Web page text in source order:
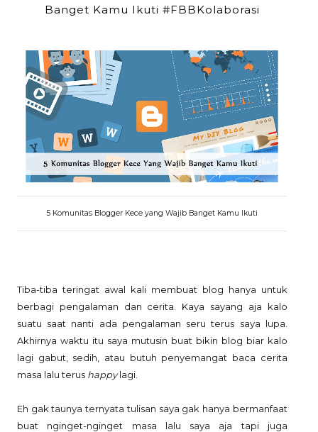
Banget Kamu Ikuti #FBBKolaborasi
5 Komunitas Blogger Kece yang Wajib Banget Kamu Ikuti
Tiba-tiba teringat awal kali membuat blog hanya untuk
berbagi pengalaman dan cerita. Kaya sayang aja kalo
suatu saat nanti ada pengalaman seru terus saya lupa.
Akhirnya waktu itu saya mutusin buat bikin blog biar kalo
lagi gabut, sedih, atau butuh penyemangat baca cerita
masa lalu terus happylagi.
Eh gak taunya ternyata tulisan saya gak hanya bermanfaat
buat nginget-nginget masa lalu saya aja tapi juga